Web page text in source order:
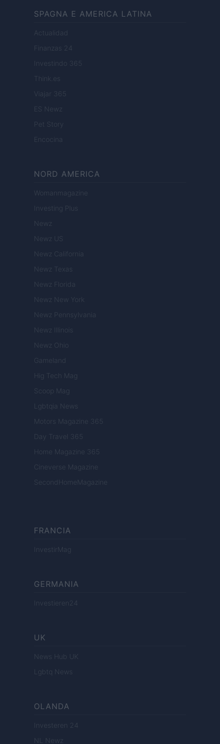
SPAGNA E AMERICA LATINA
Actualidad
Finanzas 24
Investindo 365
Think.es
Viajar 365
ES Newz
Pet Story
Encocina
NORD AMERICA
Womanmagazine
Investing Plus
Newz
Newz US
Newz California
Newz Texas
Newz Florida
Newz New York
Newz Pennsylvania
Newz Illinois
Newz Ohio
Gameland
Hig Tech Mag
Scoop Mag
Lgbtqia News
Motors Magazine 365
Day Travel 365
Home Magazine 365
Cineverse Magazine
SecondHomeMagazine
FRANCIA
InvestirMag
GERMANIA
Investieren24
UK
News Hub UK
Lgbtq News
OLANDA
Investeren 24
NL Newz